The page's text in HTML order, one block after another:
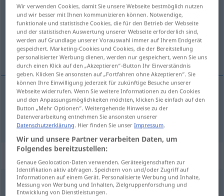
Übersicht aller Übersetzungen
(Für mehr Details die Übersetzung anklicken/antippen)
çözülmek
çözülmek zerfallen
„zerfallen“: Adjektiv, adjektivisch
zerfallenadj
Wir verwenden Cookies, damit Sie unsere Webseite bestmöglich nutzen
und wir besser mit Ihnen kommunizieren können. Notwendige,
funktionale und statistische Cookies, die für den Betrieb der Webseite
und der statistischen Auswertung unserer Webseite erforderlich sind,
werden auf Grundlage unserer Vorauswahl immer auf Ihrem Endgerät
gespeichert. Marketing-Cookies und Cookies, die der Bereitstellung
personalisierter Werbung dienen, werden nur gespeichert, wenn Sie uns
durch einen Klick auf den „Akzeptieren“-Button Ihr Einverständnis
geben. Klicken Sie ansonsten auf „Fortfahren ohne Akzeptieren“. Sie
können Ihre Einwilligung jederzeit für zukünftige Besuche unserer
Webseite widerrufen. Wenn Sie weitere Informationen zu den Cookies
und den Anpassungsmöglichkeiten möchten, klicken Sie einfach auf den
Button „Mehr Optionen“. Weitergehende Hinweise zu der
Datenverarbeitung entnehmen Sie ansonsten unserer
Datenschutzerklärung . Hier finden Sie unserImpressum
Wir und unsere Partner verarbeiten Daten, um
Folgendes bereitzustellen:
Genaue Geolocation-Daten verwenden. Geräteeigenschaften zur
Identifikation aktiv abfragen. Speichern von und/oder Zugriff auf
Informationen auf einem Gerät. Personalisierte Werbung und Inhalte,
Messung von Werbung und Inhalten, Zielgruppenforschung und
Entwicklung von Dienstleistungen.